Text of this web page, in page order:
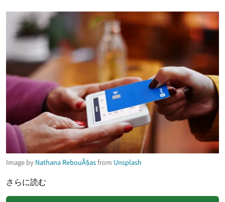
Image by Nathana RebouÃ§asfrom Unsplash
さらに読む